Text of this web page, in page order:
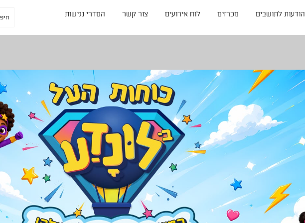
הודעות לתושבים מכרזים לוח אירועים צור קשר הסדרי נגישות